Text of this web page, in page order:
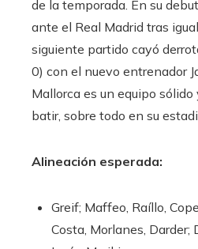
de la temporada. En su
ante el Real Madrid tras
siguiente partido cayó
0) con el nuevo entrenador
Mallorca es un equipo
batir, sobre todo en su
Alineación esperada:
Greif; Maffeo, Raíllo,
Costa, Morlanes, Darder;